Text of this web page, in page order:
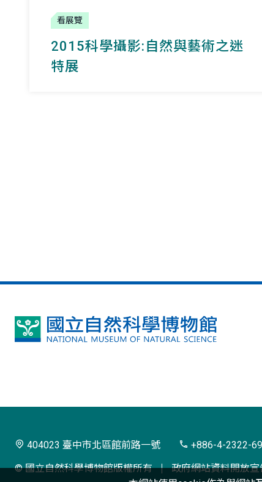
看展覽
2015科學攝影:自然與藝術之迷
特展
國
學
404023 臺中市北區館前路一號 +886-4-2322-
© 國立自然科學博物館版權所有
政府網站資料開放宣